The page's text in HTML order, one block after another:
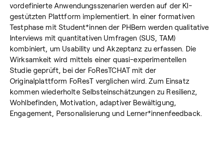
vordefinierte Anwendungsszenarien werden auf der KI-
gestützten Plattform implementiert. In einer formativen
Testphase mit Student*innen der PHBern werden qualitative
Interviews mit quantitativen Umfragen (SUS, TAM)
kombiniert, um Usability und Akzeptanz zu erfassen. Die
Wirksamkeit wird mittels einer quasi-experimentellen
Studie geprüft, bei der FoResTCHAT mit der
Originalplattform FoResT verglichen wird. Zum Einsatz
kommen wiederholte Selbsteinschätzungen zu Resilienz,
Wohlbefinden, Motivation, adaptiver Bewältigung,
Engagement, Personalisierung und Lerner*innenfeedback.